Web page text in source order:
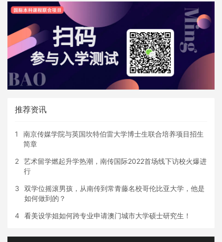
推荐资讯
1
南京传媒学院与英国坎特伯雷大学博士生联合培养项目招生
简章
2 艺术留学燃起升学热潮，南传国际2022首场线下访校火爆进
行
3
双学位摇滚男孩，从南传到常青藤名校哥伦比亚大学，他是
如何做到的？
4 看美设学姐如何跨专业申请澳门城市大学硕士研究生！